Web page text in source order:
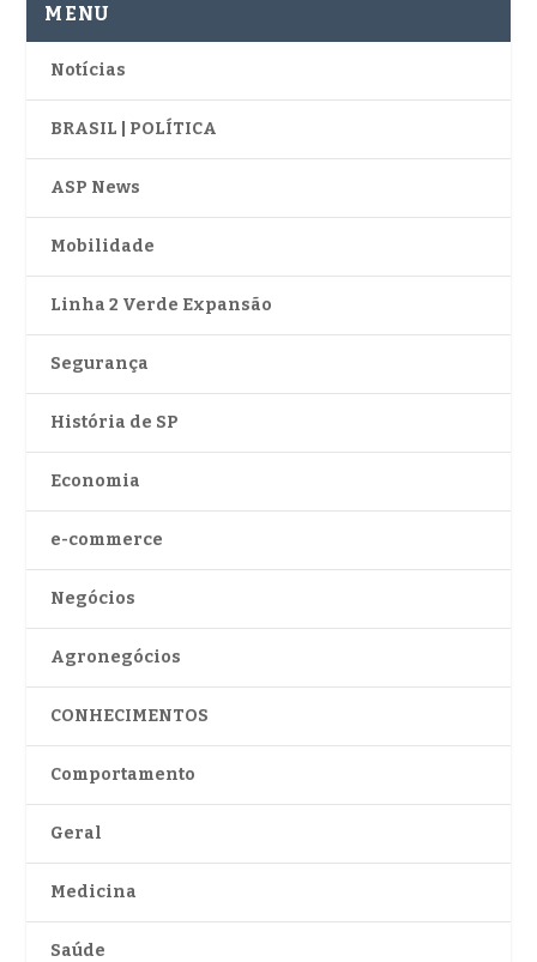
MENU
Notícias
BRASIL | POLÍTICA
ASP News
Mobilidade
Linha 2 Verde Expansão
Segurança
História de SP
Economia
e-commerce
Negócios
Agronegócios
CONHECIMENTOS
Comportamento
Geral
Medicina
Saúde